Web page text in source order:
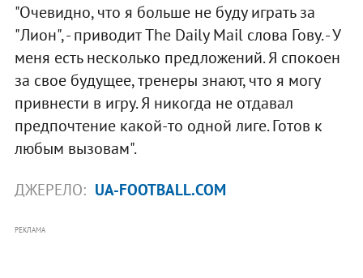
"Очевидно, что я больше не буду играть за
"Лион", - приводит The Daily Mail слова Гову. - У
меня есть несколько предложений. Я спокоен
за свое будущее, тренеры знают, что я могу
привнести в игру. Я никогда не отдавал
предпочтение какой-то одной лиге. Готов к
любым вызовам".
ДЖЕРЕЛО: UA-FOOTBALL.COM
РЕКЛАМА